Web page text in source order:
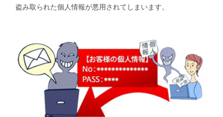
盗み取られた個人情報が悪用されてしまいます。